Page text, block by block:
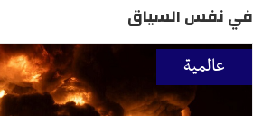
في نفس السياق
عالمية